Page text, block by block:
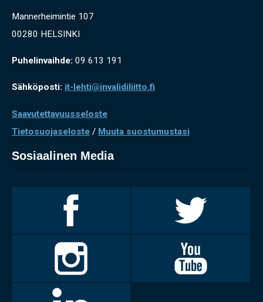
Mannerheimintie 107
00280 HELSINKI
Puhelinvaihde: 09 613 191
Sähköposti: it-lehti@invalidiliitto.fi
Saavutettavuusseloste
Tietosuojaseloste / Muuta suostumustasi
Sosiaalinen Media
Facebookissa
Twitterissä
Invalidiliitto
Instagramissa
Youtubessa